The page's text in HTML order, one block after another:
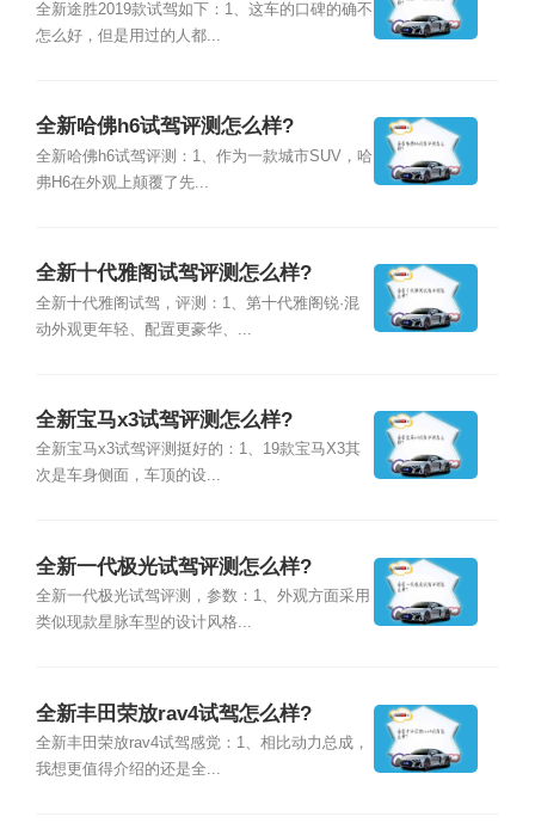
全新途胜2019款试驾如下：1、这车的口碑的确不
怎么好，但是用过的人都...
全新哈佛h6试驾评测怎么样?
全新哈佛h6试驾评测：1、作为一款城市SUV，哈
弗H6在外观上颠覆了先...
全新十代雅阁试驾评测怎么样?
全新十代雅阁试驾，评测：1、第十代雅阁锐·混
动外观更年轻、配置更豪华、...
全新宝马x3试驾评测怎么样?
全新宝马x3试驾评测挺好的：1、19款宝马X3其
次是车身侧面，车顶的设...
全新一代极光试驾评测怎么样?
全新一代极光试驾评测，参数：1、外观方面采用
类似现款星脉车型的设计风格...
全新丰田荣放rav4试驾怎么样?
全新丰田荣放rav4试驾感觉：1、相比动力总成，
我想更值得介绍的还是全...